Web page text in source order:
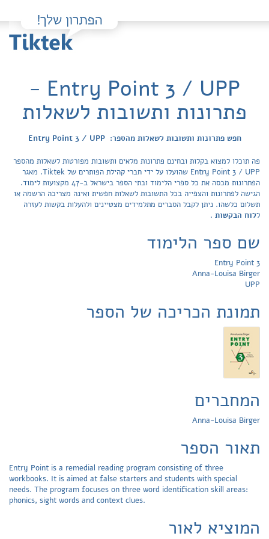
Entry Point 3 / UPP -
פתרונות ותשובות לשאלות
חפש פתרונות ותשובות לשאלות מהספר: Entry Point 3 / UPP
פה תוכלו למצוא בקלות ובחינם פתרונות מלאים ותשובות מפורטות לשאלות מהספר
Entry Point 3 / UPP שהועלו על ידי חברי קהילת הפותרים של Tiktek. מאגר
הפתרונות מכסה את כל ספרי הלימוד ובתי הספר בישראל ב-47 מקצועות לימוד.
הגישה לפתרונות והצפייה בכל התשובות לשאלות חפשית ואינה מצריכה הרשמה או
תשלום כלשהו. ניתן לקבל הסברים מתלמידים מצטיינים ולהעלות בקשות לעזרה
ללוח הבקשות .
שם ספר הלימוד
Entry Point 3
Anna-Louisa Birger
UPP
תמונת הכריכה של הספר
המחברים
Anna-Louisa Birger
תאור הספר
Entry Point is a remedial reading program consisting of three
workbooks. It is aimed at false starters and students with special
needs. The program focuses on three word identification skill areas:
phonics, sight words and context clues.
המוציא לאור